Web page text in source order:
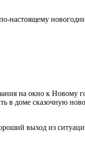
настоящему
на окно к Новому
в доме сказочную
выход из